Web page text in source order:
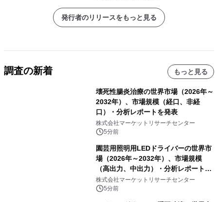
発行者のリリースをもっと見る
調査の新着 もっと見る
壊死性腸炎治療の世界市場（2026年～
2032年）、市場規模（経口、非経
口）・分析レポートを発表
株式会社マーケットリサーチセンター
5分前
園芸用照明用LEDドライバーの世界市
場（2026年～2032年）、市場規模
（高出力、中出力）・分析レポートを
発表
株式会社マーケットリサーチセンター
5分前